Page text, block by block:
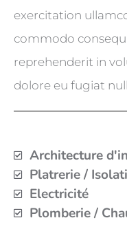
exercitation
commodo
reprehenderit in
dolore eu fugiat
Architecture
Platrerie /
Electricité
Plomberie /